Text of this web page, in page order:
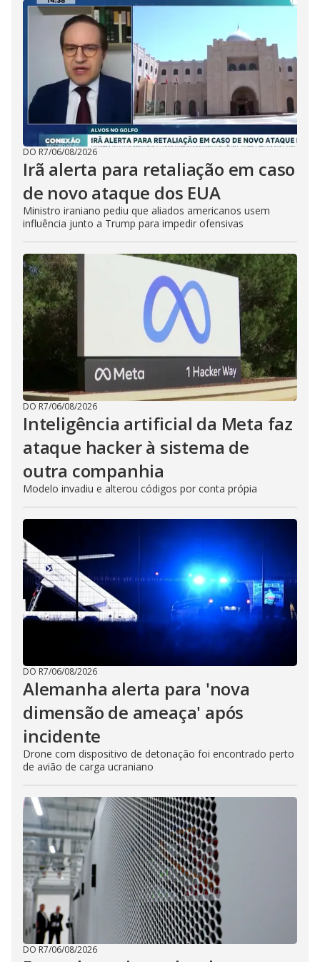
DO R7/06/08/2026
Irã alerta para retaliação em caso
de novo ataque dos EUA
Ministro iraniano pediu que aliados americanos usem
influência junto a Trump para impedir ofensivas
DO R7/06/08/2026
Inteligência artificial da Meta faz
ataque hacker à sistema de
outra companhia
Modelo invadiu e alterou códigos por conta própia
DO R7/06/08/2026
Alemanha alerta para 'nova
dimensão de ameaça' após
incidente
Drone com dispositivo de detonação foi encontrado perto
de avião de carga ucraniano
DO R7/06/08/2026